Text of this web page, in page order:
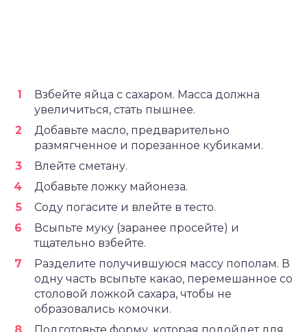
Взбейте яйца с сахаром. Масса должна
увеличиться, стать пышнее.
Добавьте масло, предварительно
размягченное и порезанное кубиками.
Влейте сметану.
Добавьте ложку майонеза.
Соду погасите и влейте в тесто.
Всыпьте муку (заранее просейте) и
тщательно взбейте.
Разделите получившуюся массу пополам. В
одну часть всыпьте какао, перемешанное со
столовой ложкой сахара, чтобы не
образовались комочки.